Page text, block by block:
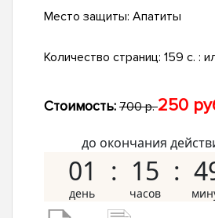
Место защиты: Апатиты
Количество страниц: 159 с. :
Стоимость: 700 р.250
до окончания
01 15